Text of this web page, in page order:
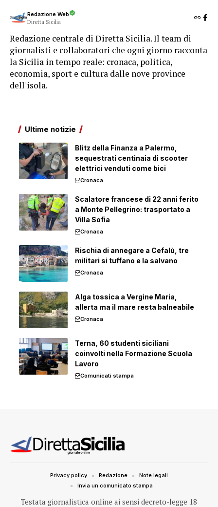
Redazione Web
Diretta Sicilia
Redazione centrale di Diretta Sicilia. Il team di
giornalisti e collaboratori che ogni giorno racconta
la Sicilia in tempo reale: cronaca, politica,
economia, sport e cultura dalle nove province
dell'isola.
Ultime notizie
Blitz della Finanza a Palermo,
sequestrati centinaia di scooter
elettrici venduti come bici
Cronaca
Scalatore francese di 22 anni ferito
a Monte Pellegrino: trasportato a
Villa Sofia
Cronaca
Rischia di annegare a Cefalù, tre
militari si tuffano e la salvano
Cronaca
Alga tossica a Vergine Maria,
allerta ma il mare resta balneabile
Cronaca
Terna, 60 studenti siciliani
coinvolti nella Formazione Scuola
Lavoro
Comunicati stampa
Testata giornalistica online ai sensi decreto-legge 18
Privacy policy Redazione
Note legali
Invia un comunicato stampa